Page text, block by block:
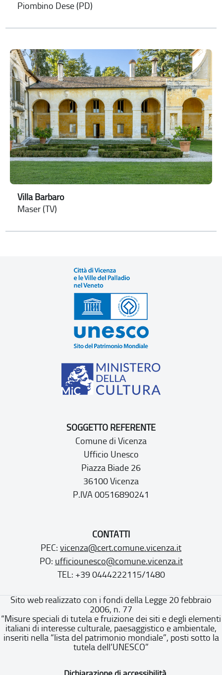
Piombino Dese (PD)
Villa Barbaro
Maser (TV)
SOGGETTO REFERENTE
Comune di Vicenza
Ufficio Unesco
Piazza Biade 26
36100 Vicenza
P.IVA 00516890241
CONTATTI
PEC: vicenza@cert.comune.vicenza.it
PO: ufficiounesco@comune.vicenza.it
TEL: +39 0444222115/1480
Sito web realizzato con i fondi della Legge 20 febbraio
2006, n. 77
“Misure speciali di tutela e fruizione dei siti e degli elementi
italiani di interesse culturale, paesaggistico e ambientale,
inseriti nella “lista del patrimonio mondiale”, posti sotto la
tutela dell’UNESCO”